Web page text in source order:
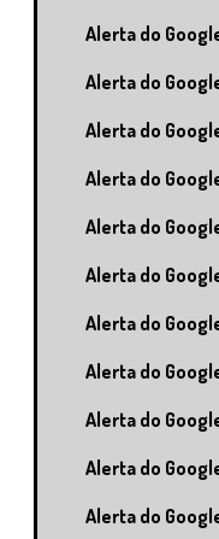
Alerta do
Alerta do
Alerta do
Alerta do
Alerta do
Alerta do
Alerta do
Alerta do
Alerta do
Alerta do
Alerta do